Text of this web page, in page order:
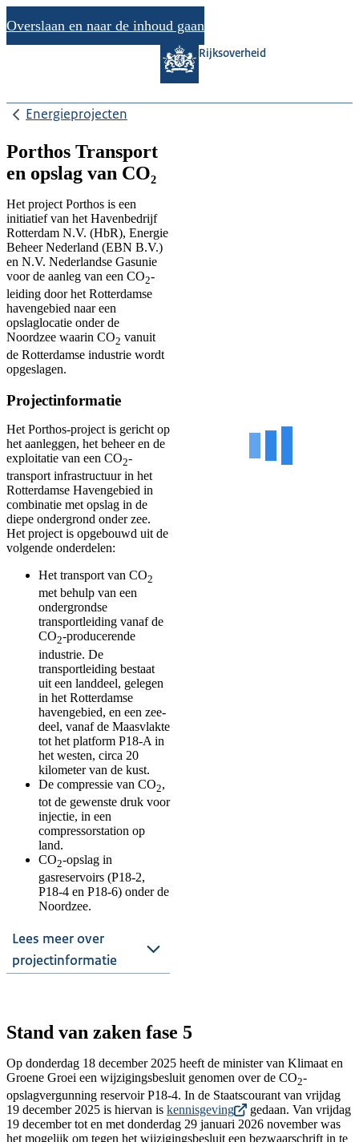
Overslaan en naar de inhoud gaan
Rijksoverheid
Energieprojecten
Porthos Transport
en opslag van CO₂
Het project Porthos is een
initiatief van het Havenbedrijf
Rotterdam N.V. (HbR), Energie
Beheer Nederland (EBN B.V.)
en N.V. Nederlandse Gasunie
voor de aanleg van een CO2-
leiding door het Rotterdamse
havengebied naar een
opslaglocatie onder de
Noordzee waarin CO2 vanuit
de Rotterdamse industrie wordt
opgeslagen.
Projectinformatie
Het Porthos-project is gericht op
het aanleggen, het beheer en de
exploitatie van een CO2-
transport infrastructuur in het
Rotterdamse Havengebied in
combinatie met opslag in de
diepe ondergrond onder zee.
Het project is opgebouwd uit de
volgende onderdelen:
Het transport van CO2
met behulp van een
ondergrondse
transportleiding vanaf de
CO2-producerende
industrie. De
transportleiding bestaat
uit een landdeel, gelegen
in het Rotterdamse
havengebied, en een zee-
deel, vanaf de Maasvlakte
tot het platform P18-A in
het westen, circa 20
kilometer van de kust.
De compressie van CO2,
tot de gewenste druk voor
injectie, in een
compressorstation op
land.
CO2-opslag in
gasreservoirs (P18-2,
P18-4 en P18-6) onder de
Noordzee.
Lees meer over
projectinformatie
Stand van zaken fase 5
Op donderdag 18 december 2025 heeft de minister van Klimaat en
Groene Groei een wijzigingsbesluit genomen over de CO2-
opslagvergunning reservoir P18-4. In de Staatscourant van vrijdag
19 december 2025 is hiervan is kennisgeving
gedaan. Van vrijdag
19 december tot en met donderdag 29 januari 2026 november was
het mogelijk om tegen het wijzigingsbesluit een bezwaarschrift in te